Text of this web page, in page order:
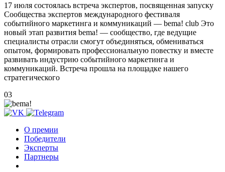
17 июля состоялась встреча экспертов, посвященная запуску
Сообщества экспертов международного фестиваля
событийного маркетинга и коммуникаций — bema! club Это
новый этап развития bema! — сообщество, где ведущие
специалисты отрасли смогут объединяться, обмениваться
опытом, формировать профессиональную повестку и вместе
развивать индустрию событийного маркетинга и
коммуникаций. Встреча прошла на площадке нашего
стратегического
03
О премии
Победители
Эксперты
Партнеры